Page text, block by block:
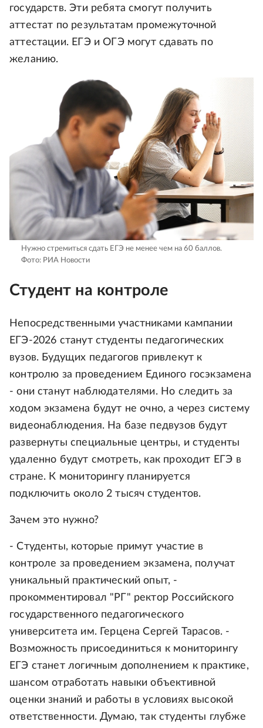
государств. Эти ребята смогут получить
аттестат по результатам промежуточной
аттестации. ЕГЭ и ОГЭ могут сдавать по
желанию.
Нужно стремиться сдать ЕГЭ не менее чем на 60 баллов.
Фото: РИА Новости
Студент на контроле
Непосредственными участниками кампании
ЕГЭ-2026 станут студенты педагогических
вузов. Будущих педагогов привлекут к
контролю за проведением Единого госэкзамена
- они станут наблюдателями. Но следить за
ходом экзамена будут не очно, а через систему
видеонаблюдения. На базе педвузов будут
развернуты специальные центры, и студенты
удаленно будут смотреть, как проходит ЕГЭ в
стране. К мониторингу планируется
подключить около 2 тысяч студентов.
Зачем это нужно?
- Студенты, которые примут участие в
контроле за проведением экзамена, получат
уникальный практический опыт, -
прокомментировал "РГ" ректор Российского
государственного педагогического
университета им. Герцена Сергей Тарасов. -
Возможность присоединиться к мониторингу
ЕГЭ станет логичным дополнением к практике,
шансом отработать навыки объективной
оценки знаний и работы в условиях высокой
ответственности. Думаю, так студенты глубже